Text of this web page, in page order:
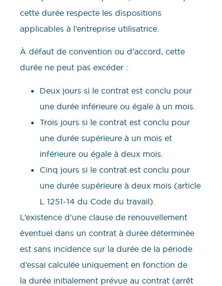
cette durée respecte les dispositions
applicables à l’entreprise utilisatrice.
À défaut de convention ou d’accord, cette
durée ne peut pas excéder :
Deux jours si le contrat est conclu pour
une durée inférieure ou égale à un mois.
Trois jours si le contrat est conclu pour
une durée supérieure à un mois et
inférieure ou égale à deux mois.
Cinq jours si le contrat est conclu pour
une durée supérieure à deux mois (article
L 1251-14 du Code du travail).
L’existence d’une clause de renouvellement
éventuel dans un contrat à durée déterminée
est sans incidence sur la durée de la période
d’essai calculée uniquement en fonction de
la durée initialement prévue au contrat (arrêt